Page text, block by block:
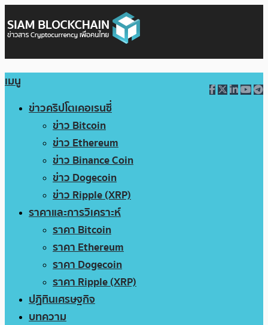
เมนู
ข่าวคริปโตเคอเรนซี่
ข่าว Bitcoin
ข่าว Ethereum
ข่าว Binance Coin
ข่าว Dogecoin
ข่าว Ripple (XRP)
ราคาและการวิเคราะห์
ราคา Bitcoin
ราคา Ethereum
ราคา Dogecoin
ราคา Ripple (XRP)
ปฏิทินเศรษฐกิจ
บทความ